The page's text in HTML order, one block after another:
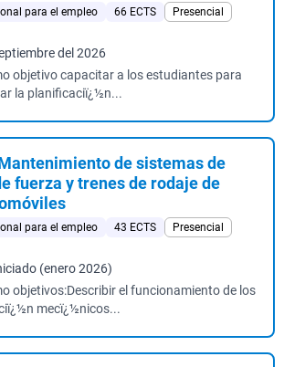
para el empleo 66 ECTS
Presencial
del 2026
objetivo capacitar a los estudiantes para
la planificaciï¿½n...
de sistemas de
fuerza y trenes de rodaje de
para el empleo 43 ECTS
Presencial
(enero 2026)
objetivos:Describir el funcionamiento de los
mecï¿½nicos...